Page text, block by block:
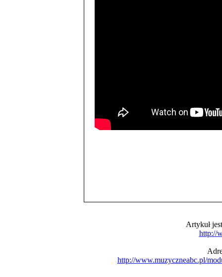
Artykuł
http://
http://www.muzyczneabc.pl/